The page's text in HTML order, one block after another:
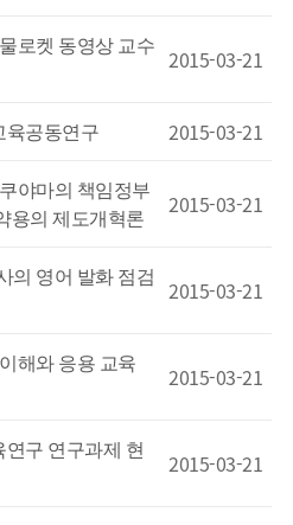
로켓 동영상 교수
2015-03-21
육공동연구 2015-03-21
야마의 책임정부
용의 제도개혁론
2015-03-21
의 영어 발화 점검
2015-03-21
해와 응용 교육
2015-03-21
구 연구과제 현
2015-03-21